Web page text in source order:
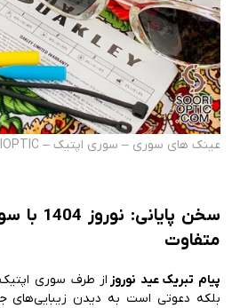
عینک های سوری – سوری اپتیک – SOORIOPTIC
سخن
متفاوت
پیام تبریک عید نوروز از طرف سوری
بلکه دعوتی است به دیدن